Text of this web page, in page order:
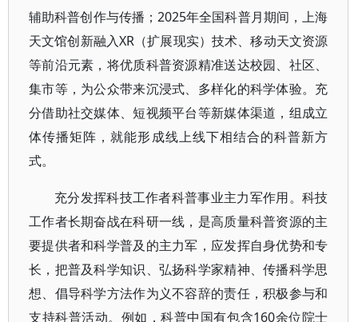
辅助科普创作与传播；2025年全国科普月期间，上海
天文馆创新融入XR（扩展现实）技术、移动天文资源
等前沿元素，将优质科普资源精准送达校园、社区、
集市等，为公众带来沉浸式、多样化的科学体验。充
分借助社交媒体、短视频平台等新媒体渠道，组成立
体传播矩阵，就能形成线上线下相结合的科普新方
式。
充分发挥科技工作者科普事业主力军作用。科技
工作者长期奋战在科研一线，是高质量科普资源的主
要提供者和科学普及的主力军，应发挥自身优势和专
长，把普及科学知识、弘扬科学家精神、传播科学思
想、倡导科学方法作为义不容辞的责任，积极参与和
支持科普活动。例如，科普中国有包含160余位院士